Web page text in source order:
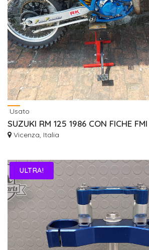
Usato
SUZUKI RM 125 1986 CON FICHE
Vicenza, Italia
ULTRA!